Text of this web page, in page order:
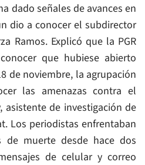
dado señales de avances en
dio a conocer el subdirector
Ramos. Explicó que la PGR
que hubiese abierto
de noviembre, la agrupación
las amenazas contra el
asistente de investigación de
Los periodistas enfrentaban
de muerte desde hace dos
de celular y correo